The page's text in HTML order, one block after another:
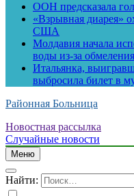
ООН предсказала
«Взрывная диарея»
США
Молдавия начала
воды из-за
Итальянка,
выбросила билет в
Районная Больница
Новостная рассылка
Случайные новости
Меню
Найти: